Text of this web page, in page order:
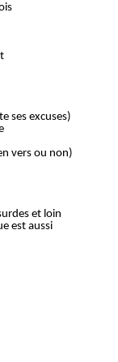
ses excuses)
vers ou non)
et loin
est aussi